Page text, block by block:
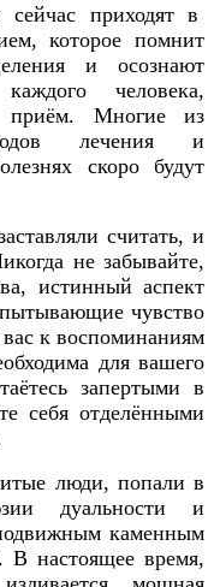
приходят в
которое помнит
и осознают
человека,
Многие из
лечения и
скоро будут
считать, и
не забывайте,
истинный аспект
чувство
вас к воспоминаниям
для вашего
запертыми в
себя отделёнными
люди, попали в
дуальности и
каменным
В настоящее время,